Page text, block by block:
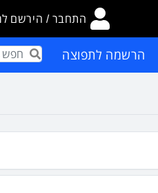
התחבר / הירשם
הרשמה לתפוצה Term